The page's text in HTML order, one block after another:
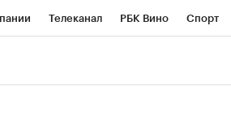
Телеканал РБК Вино Спорт